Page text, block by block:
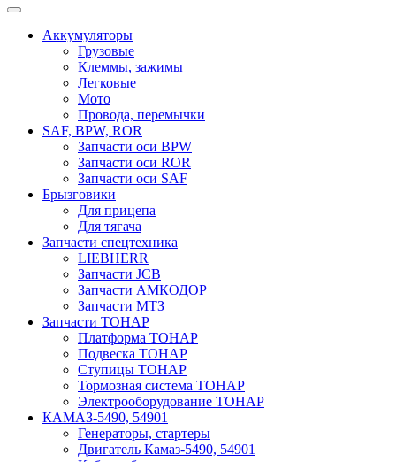
Аккумуляторы
Грузовые
Клеммы, зажимы
Легковые
Мото
Провода, перемычки
SAF, BPW, ROR
Запчасти оси BPW
Запчасти оси ROR
Запчасти оси SAF
Брызговики
Для прицепа
Для тягача
Запчасти спецтехника
LIEBHERR
Запчасти JCB
Запчасти АМКОДОР
Запчасти МТЗ
Запчасти ТОНАР
Платформа ТОНАР
Подвеска ТОНАР
Ступицы ТОНАР
Тормозная система ТОНАР
Электрооборудование ТОНАР
КАМАЗ-5490, 54901
Генераторы, стартеры
Двигатель Камаз-5490, 54901